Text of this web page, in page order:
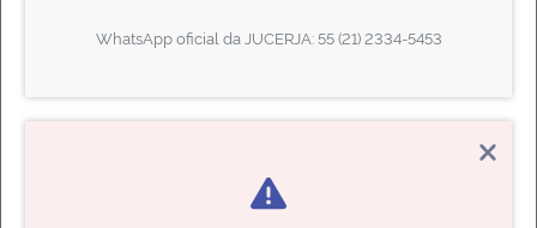
funcionalidade
WhatsApp oficial da JUCERJA: 55 (21) 2334-5453